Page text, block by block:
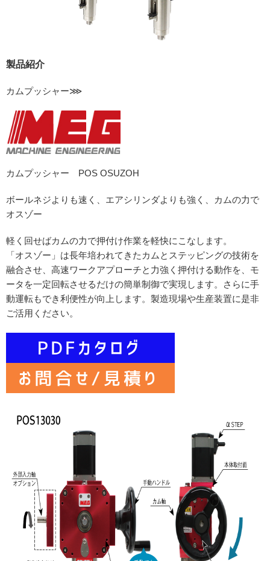
製品紹介
カムプッシャー⋙
カムプッシャー POS OSUZOH
ボールネジよりも速く、エアシリンダよりも強く、カムの力で
オスゾー
軽く回せばカムの力で押付け作業を軽快にこなします。
「オスゾー」は長年培われてきたカムとステッピングの技術を
融合させ、高速ワークアプローチと力強く押付ける動作を、モ
ータを一定回転させるだけの簡単制御で実現します。さらに手
動運転もでき利便性が向上します。製造現場や生産装置に是非
ご活用ください。